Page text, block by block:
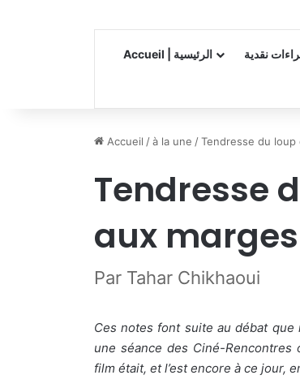
Accueil | الرئيسية نقدية
Accueil / à la une / Tendresse du loup
Tendresse
aux
Par Tahar Chikhaoui
Ces notes font suite au débat que
une séance des Ciné-
film était, et l’est encore à ce jour,